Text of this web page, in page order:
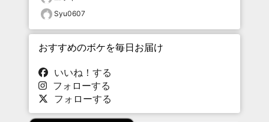
Syu0607
おすすめのボケを毎日お届け
いいね！する
フォローする
フォローする